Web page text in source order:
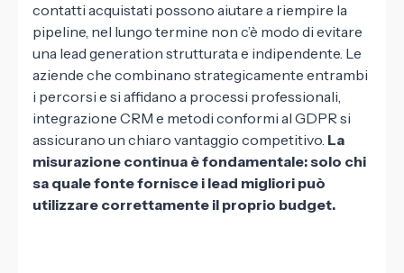
contatti acquistati possono aiutare a riempire la
pipeline, nel lungo termine non c’è modo di evitare
una lead generation strutturata e indipendente. Le
aziende che combinano strategicamente entrambi
i percorsi e si affidano a processi professionali,
integrazione CRM e metodi conformi al GDPR si
assicurano un chiaro vantaggio competitivo. La
misurazione continua è fondamentale: solo chi
sa quale fonte fornisce i lead migliori può
utilizzare correttamente il proprio budget.